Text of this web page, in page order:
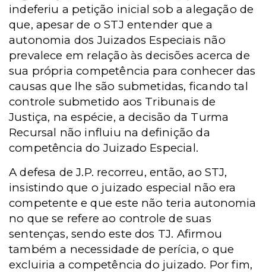
indeferiu a petição inicial sob a alegação de
que, apesar de o STJ entender que a
autonomia dos Juizados Especiais não
prevalece em relação às decisões acerca de
sua própria competência para conhecer das
causas que lhe são submetidas, ficando tal
controle submetido aos Tribunais de
Justiça, na espécie, a decisão da Turma
Recursal não influiu na definição da
competência do Juizado Especial.
A defesa de J.P. recorreu, então, ao STJ,
insistindo que o juizado especial não era
competente e que este não teria autonomia
no que se refere ao controle de suas
sentenças, sendo este dos TJ. Afirmou
também a necessidade de perícia, o que
excluiria a competência do juizado. Por fim,